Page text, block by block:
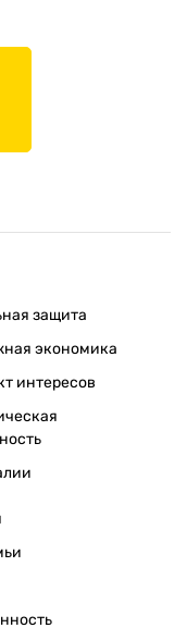
защита
экономика
интересов